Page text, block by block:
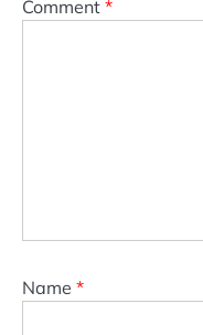
Comment *
Name *